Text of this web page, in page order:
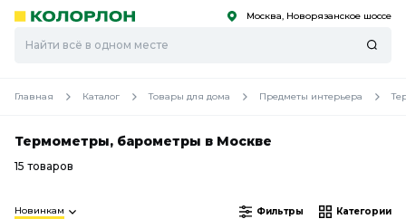
Скоро
Скоро Москва, Новорязанское шоссе
Главная Каталог Товары для дома Предметы интерьера
Термометры, барометры в Москве
15 товаров
Новинкам Фильтры Категории